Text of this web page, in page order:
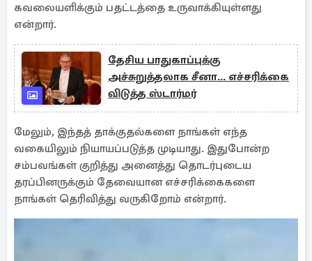
கவலையளிக்கும் பதட்டத்தை உருவாக்கியுள்ளது
என்றார்.
தேசிய பாதுகாப்புக்கு
அச்சுறுத்தலாக சீனா... எச்சரிக்கை
விடுத்த ஸ்டார்மர்
மேலும், இந்தத் தாக்குதல்களை நாங்கள் எந்த
வகையிலும் நியாயப்படுத்த முடியாது. இதுபோன்ற
சம்பவங்கள் குறித்து அனைத்து தொடர்புடைய
தரப்பினருக்கும் தேவையான எச்சரிக்கைகளை
நாங்கள் தெரிவித்து வருகிறோம் என்றார்.